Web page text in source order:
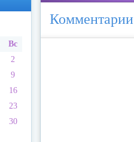
Вс
2
9
16
23
30